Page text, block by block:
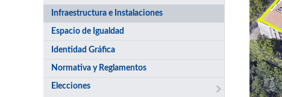
Infraestructura e Instalaciones
Espacio de Igualdad
Identidad Gráfica
Normativa y Reglamentos
Elecciones